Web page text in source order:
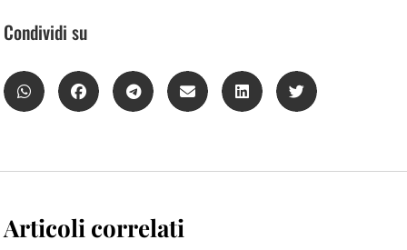
Condividi su
Articoli correlati